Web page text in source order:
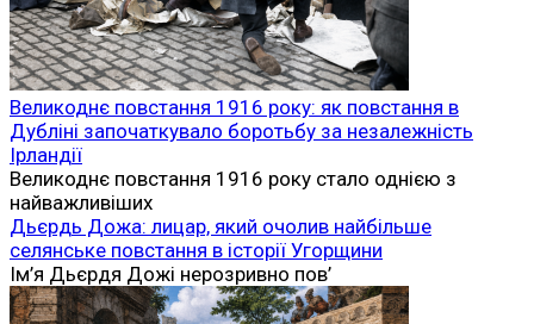
Великоднє повстання 1916 року: як повстання в
Дубліні започаткувало боротьбу за незалежність
Ірландії
Великоднє повстання 1916 року стало однією з
найважливіших
Дьєрдь Дожа: лицар, який очолив найбільше
селянське повстання в історії Угорщини
Ім’я Дьєрдя Дожі нерозривно пов’